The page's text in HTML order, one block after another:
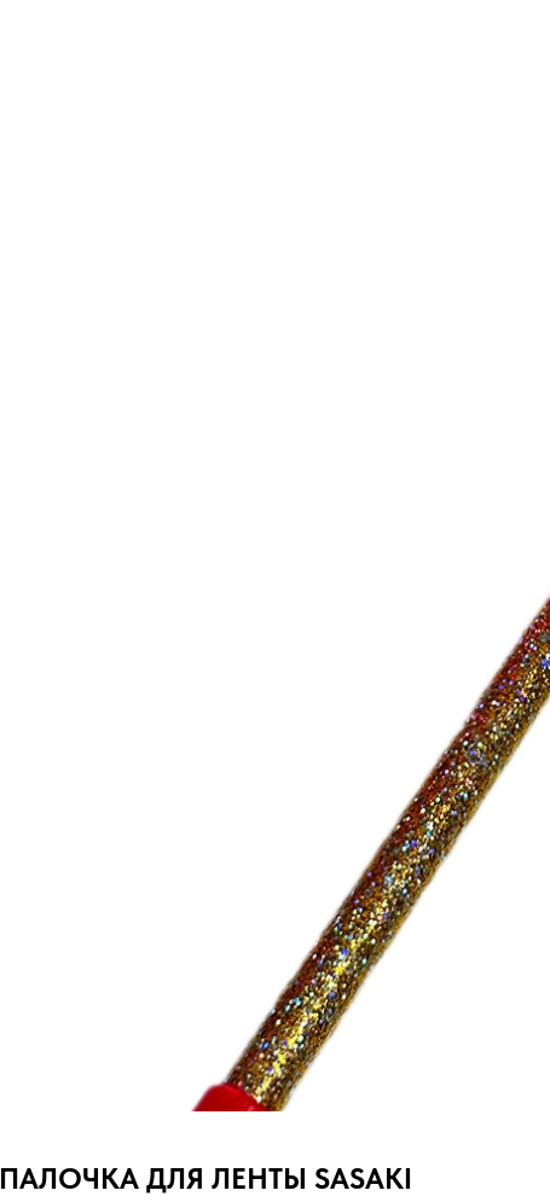
ПАЛОЧКА ДЛЯ ЛЕНТЫ SASAKI